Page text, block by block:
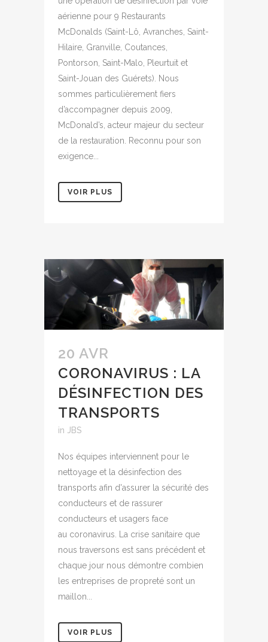
aérienne pour 9 Restaurants
McDonalds (Saint-Lô, Avranches, Saint-
Hilaire, Granville, Coutances,
Pontorson, Saint-Malo, Pleurtuit et
Saint-Jouan des Guérets). Nous
sommes particulièrement fiers
d’accompagner depuis 2009,
McDonald’s, acteur majeur du secteur
de la restauration. Reconnu pour son
exigence...
VOIR PLUS
20 AVR
CORONAVIRUS : LA
DÉSINFECTION DES
TRANSPORTS
in JBS
Nos équipes interviennent pour le
nettoyage et la désinfection des
transports afin d'assurer la sécurité des
conducteurs et de rassurer
conducteurs et usagers face
au coronavirus. La crise sanitaire que
nous traversons est sans précédent et
chaque jour nous démontre combien
les entreprises de propreté sont un
maillon...
VOIR PLUS